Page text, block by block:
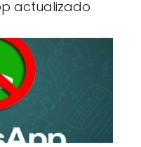
actualizado